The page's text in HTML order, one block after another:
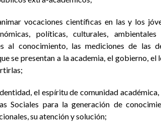
vocaciones científicas en las y los
políticas, culturales,
al conocimiento, las mediciones de las
se presentan a la academia, el gobierno,
el espíritu de comunidad
Sociales para la generación de
su atención y solución;